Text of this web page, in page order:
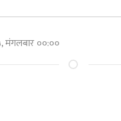
मंगलबार ००:००